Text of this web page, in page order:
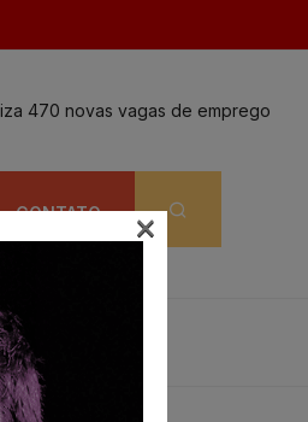
470 novas vagas de emprego
CONTATO ×